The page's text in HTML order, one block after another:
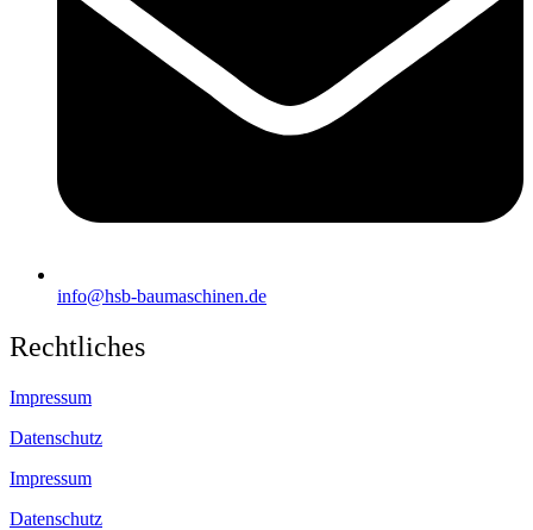
info@hsb-baumaschinen.de
Rechtliches
Impressum
Datenschutz
Impressum
Datenschutz